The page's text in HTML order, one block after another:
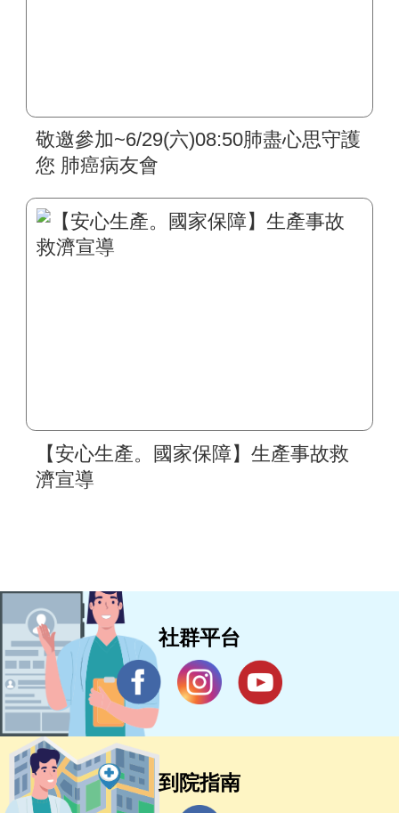
敬邀參加~6/29(六)08:50肺盡心思守護
您 肺癌病友會
【安心生產。國家保障】生產事故救
濟宣導
社群平台
到院指南